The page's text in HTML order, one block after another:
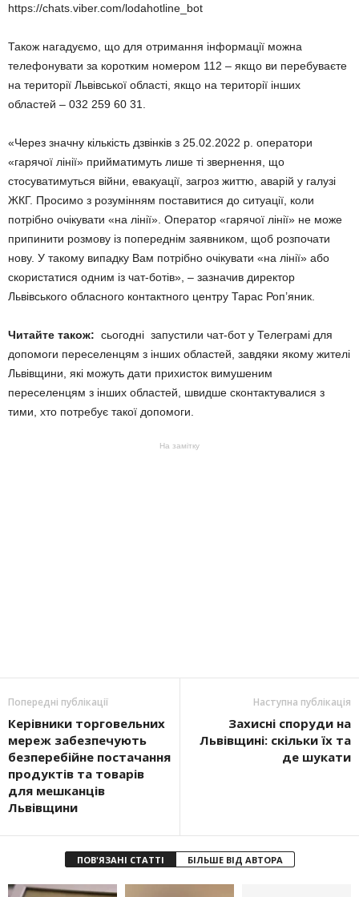
https://chats.viber.com/lodahotline_bot
Також нагадуємо, що для отримання інформації можна
телефонувати за коротким номером 112 – якщо ви перебуваєте
на території Львівської області, якщо на території інших
областей – 032 259 60 31.
«Через значну кількість дзвінків з 25.02.2022 р. оператори
«гарячої лінії» прийматимуть лише ті звернення, що
стосуватимуться війни, евакуації, загроз життю, аварій у галузі
ЖКГ. Просимо з розумінням поставитися до ситуації, коли
потрібно очікувати «на лінії». Оператор «гарячої лінії» не може
припинити розмову із попереднім заявником, щоб розпочати
нову. У такому випадку Вам потрібно очікувати «на лінії» або
скористатися одним із чат-ботів», – зазначив директор
Львівського обласного контактного центру Тарас Роп’яник.
Читайте також: сьогодні запустили чат-бот у Телеграмі для
допомоги переселенцям з інших областей, завдяки якому жителі
Львівщини, які можуть дати прихисток вимушеним
переселенцям з інших областей, швидше сконтактувалися з
тими, хто потребує такої допомоги.
На замітку
Попередні публікації
Керівники торговельних
мереж забезпечують
безперебійне постачання
продуктів та товарів
для мешканців
Львівщини
Наступна публікація
Захисні споруди на
Львівщині: скільки їх та
де шукати
ПОВ'ЯЗАНІ СТАТТІ БІЛЬШЕ ВІД АВТОРА